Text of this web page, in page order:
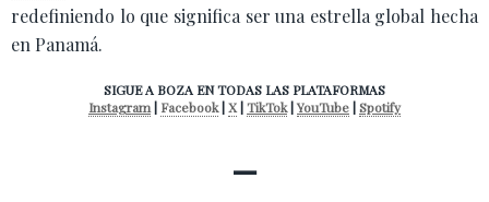
redefiniendo lo que significa ser una estrella global hecha
en Panamá.
SIGUE A BOZA EN TODAS LAS PLATAFORMAS
Instagram | Facebook |X |TikTok |YouTube |Spotify
​—